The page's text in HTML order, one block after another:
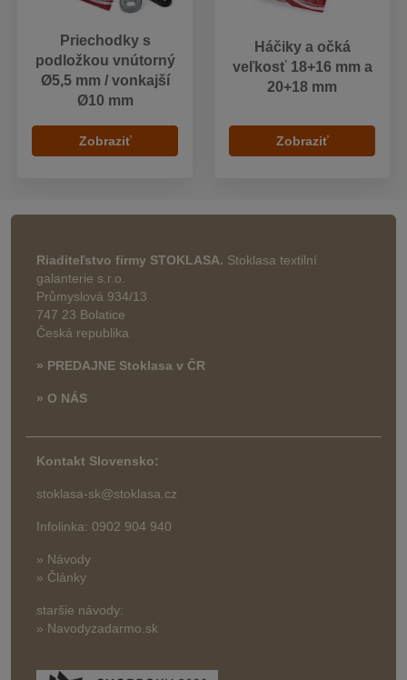
Priechodky s
podložkou vnútorný
Ø5,5 mm / vonkajší
Ø10 mm
Zobraziť
Háčiky a očká
veľkosť 18+16 mm a
20+18 mm
Zobraziť
Riaditeľstvo firmy STOKLASA. Stoklasa textilní
galanterie s.r.o.
Průmyslová 934/13
747 23 Bolatice
Česká republika
» PREDAJNE Stoklasa v ČR
» O NÁS
Kontakt Slovensko:
stoklasa-sk@stoklasa.cz
Infolinka: 0902 904 940
» Návody
» Články
staršie návody:
» Navodyzadarmo.sk